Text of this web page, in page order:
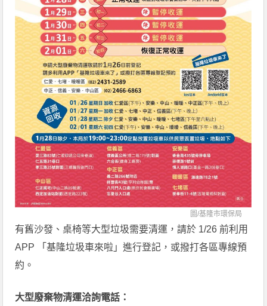
圖/基隆市環保局
有舊沙發、桌椅等大型垃圾需要清運，請於 1/26 前利用
APP 「基隆垃圾車來啦」進行登記，或撥打各區專線預
約。
大型廢棄物清運洽詢電話：